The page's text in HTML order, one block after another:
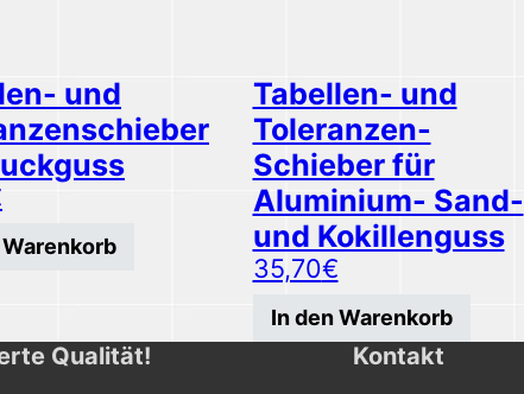
und
Tabellen- und
Toleranzen-
Schieber für
Aluminium- Sand-
und Kokillenguss
35,70€
In den Warenkorb
Qualität! Kontakt